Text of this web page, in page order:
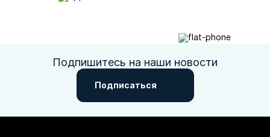
Подпишитесь на наши новости
Подписаться